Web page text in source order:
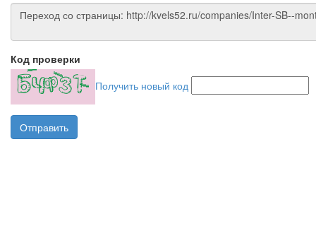
Код проверки
Получить новый код
Отправить